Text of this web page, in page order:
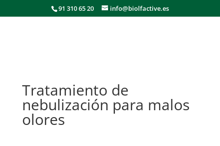
91 310 65 20 info@biolfactive.es
Tratamiento de
nebulización para malos
olores